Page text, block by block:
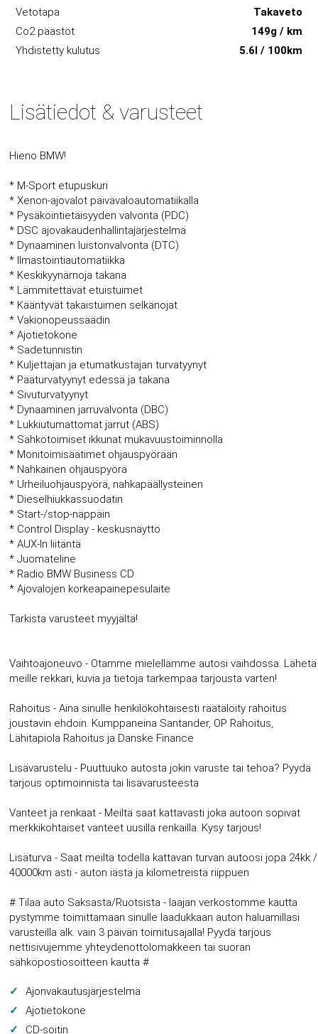
Vetotapa
Takaveto
Co2 päästöt
149g / km
Yhdistetty kulutus
5.6l / 100km
Lisätiedot & varusteet
Hieno BMW!
* M-Sport etupuskuri
* Xenon-ajovalot päivävaloautomatiikalla
* Pysäköintietäisyyden valvonta (PDC)
* DSC ajovakaudenhallintajärjestelmä
* Dynaaminen luistonvalvonta (DTC)
* Ilmastointiautomatiikka
* Keskikyynärnoja takana
* Lämmitettävät etuistuimet
* Kääntyvät takaistuimen selkänojat
* Vakionopeussäädin
* Ajotietokone
* Sadetunnistin
* Kuljettajan ja etumatkustajan turvatyynyt
* Pääturvatyynyt edessä ja takana
* Sivuturvatyynyt
* Dynaaminen jarruvalvonta (DBC)
* Lukkiutumattomat jarrut (ABS)
* Sähkötoimiset ikkunat mukavuustoiminnolla
* Monitoimisäätimet ohjauspyörään
* Nahkainen ohjauspyörä
* Urheiluohjauspyörä, nahkapäällysteinen
* Dieselhiukkassuodatin
* Start-/stop-näppäin
* Control Display - keskusnäyttö
* AUX-In liitäntä
* Juomateline
* Radio BMW Business CD
* Ajovalojen korkeapainepesulaite
Tarkista varusteet myyjältä!
Vaihtoajoneuvo - Otamme mielellämme autosi vaihdossa. Lähetä
meille rekkari, kuvia ja tietoja tarkempaa tarjousta varten!
Rahoitus - Aina sinulle henkilökohtaisesti räätälöity rahoitus
joustavin ehdoin. Kumppaneina Santander, OP Rahoitus,
Lähitapiola Rahoitus ja Danske Finance
Lisävarustelu - Puuttuuko autosta jokin varuste tai tehoa? Pyydä
tarjous optimoinnista tai lisävarusteesta
Vanteet ja renkaat - Meiltä saat kattavasti joka autoon sopivat
merkkikohtaiset vanteet uusilla renkailla. Kysy tarjous!
Lisäturva - Saat meiltä todella kattavan turvan autoosi jopa 24kk /
40000km asti - auton iästä ja kilometreistä riippuen
# Tilaa auto Saksasta/Ruotsista - laajan verkostomme kautta
pystymme toimittamaan sinulle laadukkaan auton haluamillasi
varusteilla alk. vain 3 päivän toimitusajalla! Pyydä tarjous
nettisivujemme yhteydenottolomakkeen tai suoran
sähköpostiosoitteen kautta #
Ajonvakautusjärjestelmä
Ajotietokone
CD-soitin